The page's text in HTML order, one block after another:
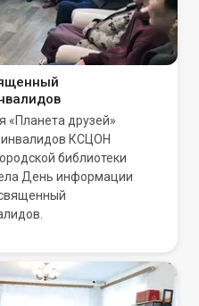
«Планета друзей»
инвалидов КСЦОН
библиотеки
День информации